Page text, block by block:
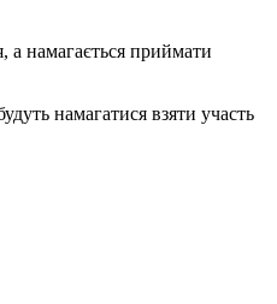
а намагається приймати
намагатися взяти участь